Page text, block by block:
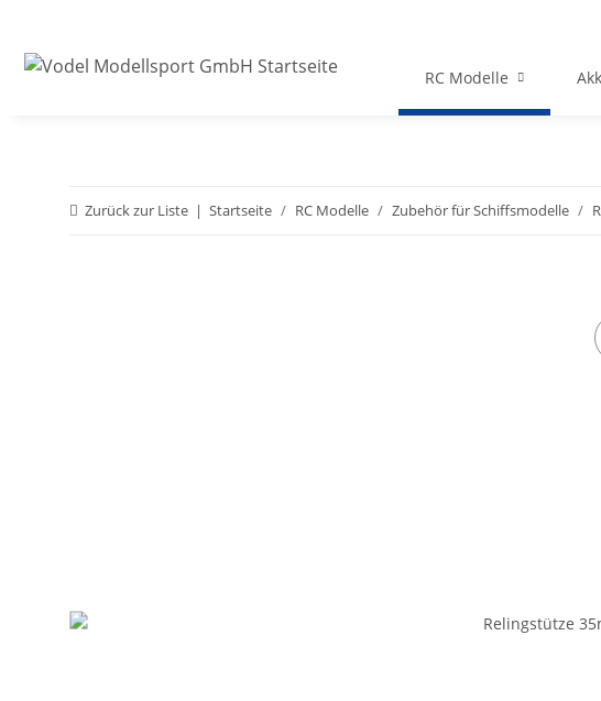
RC Modelle
Zurück zur Liste Startseite RC Modelle Zubehör für Schiffsmodelle